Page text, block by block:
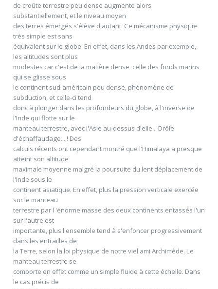
de croûte terrestre peu dense augmente alors
substantiellement, et le niveau moyen
des terres émergés s'élève d'autant. Ce mécanisme physique
très simple est sans
équivalent sur le globe. En effet, dans les Andes par exemple,
les altitudes sont plus
modestes car c'est de la matière dense  celle des fonds marins 
qui se glisse sous
le continent sud-américain peu dense, phénomène de
subduction, et celle-ci tend
donc à plonger dans les profondeurs du globe, à l'inverse de
l'Inde qui flotte sur le
manteau terrestre, avec l'Asie au-dessus d'elle... Drôle
d'échaffaudage... ! Des
calculs récents ont cependant montré que l'Himalaya a presque
atteint son altitude
maximale moyenne malgré la poursuite du lent déplacement de
l'Inde sous le
continent asiatique. En effet, plus la pression verticale exercée
sur le manteau
terrestre par l 'énorme masse des deux continents entassés l'un
sur l'autre est
importante, plus l'ensemble tend à s'enfoncer progressivement
dans les entrailles de
la Terre, selon la loi physique de notre viel ami Archimède. Le
manteau terrestre se
comporte en effet comme un simple fluide à cette échelle. Dans
le cas précis de